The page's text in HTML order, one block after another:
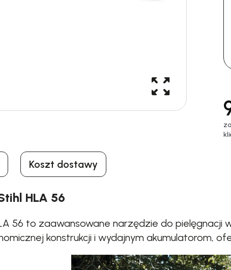
Koszt dostawy
HLA 56
56 to zaawansowane narzędzie do pielęgnacji
konstrukcji i wydajnym akumulatorom,